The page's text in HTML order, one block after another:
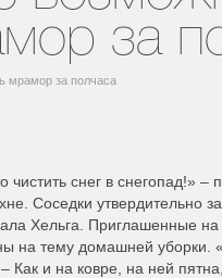
за
мрамор за полчаса
чистить снег в снегопад!»
Соседки утвердительно
Хельга. Приглашенные
на тему домашней уборки.
и на ковре, на ней